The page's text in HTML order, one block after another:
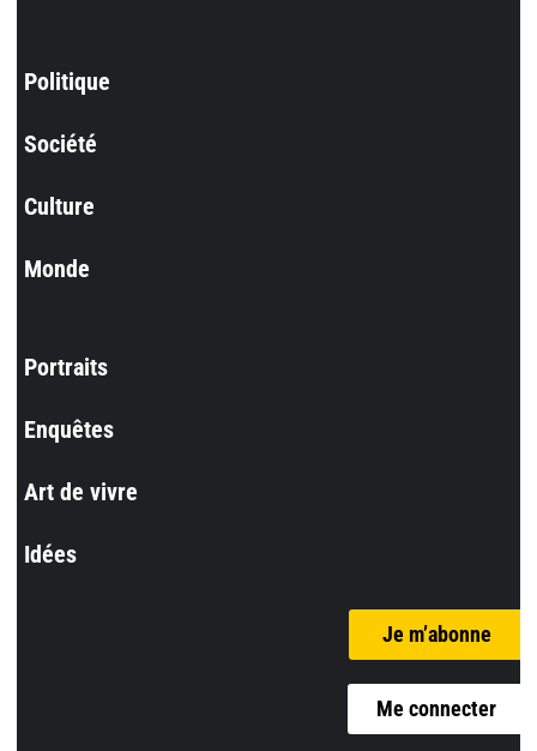
Politique
Société
Culture
Monde
Portraits
Enquêtes
Art de vivre
Idées
Je m’abonne
Me connecter